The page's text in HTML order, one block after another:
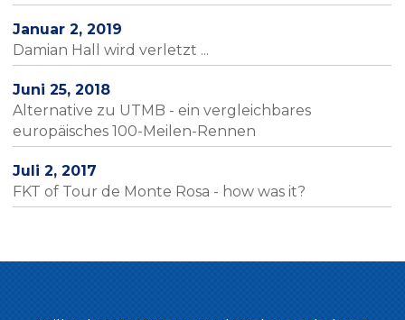
Januar 2, 2019
Damian Hall wird verletzt ...
Juni 25, 2018
Alternative zu UTMB - ein vergleichbares
europäisches 100-Meilen-Rennen
Juli 2, 2017
FKT of Tour de Monte Rosa - how was it?